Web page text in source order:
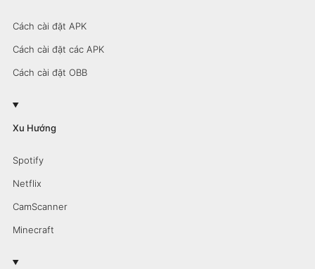
Cách cài đặt APK
Cách cài đặt các APK
Cách cài đặt OBB
Xu Hướng
Spotify
Netflix
CamScanner
Minecraft